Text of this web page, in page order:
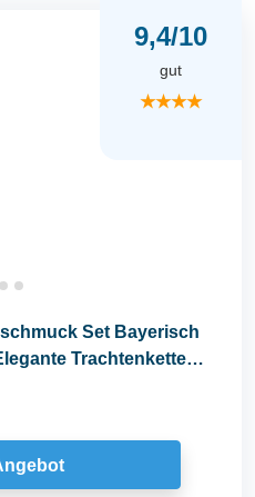
9,4/10
gut
★★★★
Set Bayerisch
Trachtenkette